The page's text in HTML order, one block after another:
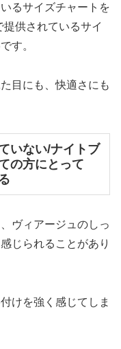
るサイズチャートを
供されているサイ
す。
目にも、快適さにも
いない/ナイトブ
の方にとって
ヴィアージュのしっ
じられることがあり
けを強く感じてしま